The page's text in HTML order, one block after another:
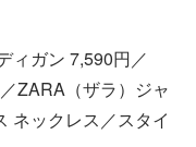
ィガン 7,590円／
ZARA（ザラ）ジャ
ネックレス／スタイ